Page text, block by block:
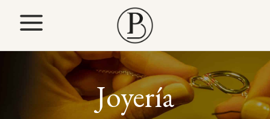
Joyería